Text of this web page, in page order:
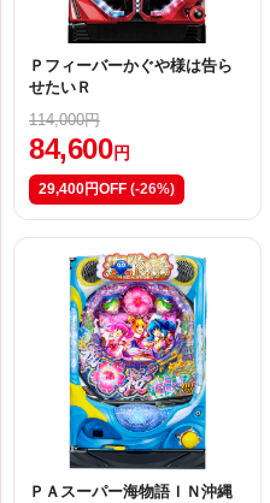
Ｐフィーバーかぐや様は告ら
せたいＲ
114,000円
84,600 円
29,400円OFF (-26%)
ＰＡスーパー海物語ＩＮ沖縄